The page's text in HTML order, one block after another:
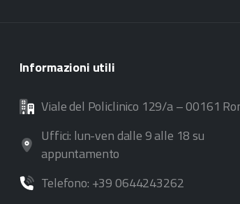
Informazioni utili
Viale del Policlinico 129/a – 00161
Uffici: lun-ven dalle 9 alle 18 su
appuntamento
Telefono: +39 0644243262